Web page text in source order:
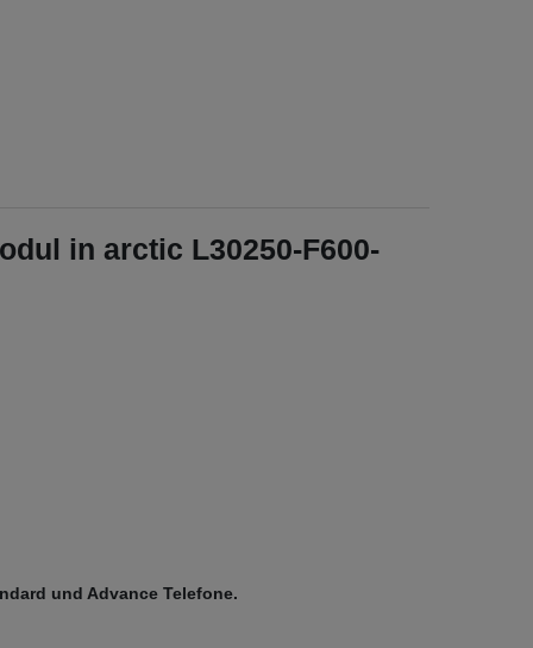
in arctic L30250-F600-
und Advance Telefone.